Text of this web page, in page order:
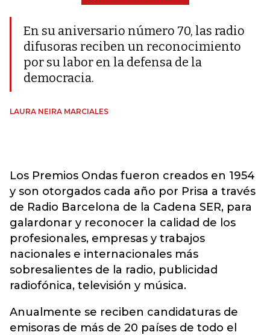
En su aniversario número 70, las radio
difusoras reciben un reconocimiento
por su labor en la defensa de la
democracia.
LAURA NEIRA MARCIALES
Los Premios Ondas fueron creados en 1954
y son otorgados cada año por Prisa a través
de Radio Barcelona de la Cadena SER, para
galardonar y reconocer la calidad de los
profesionales, empresas y trabajos
nacionales e internacionales más
sobresalientes de la radio, publicidad
radiofónica, televisión y música.
Anualmente se reciben candidaturas de
emisoras de más de 20 países de todo el